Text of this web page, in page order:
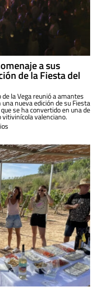
a sus
de la Fiesta del
la Vega reunió a amantes
nueva edición de su Fiesta
se ha convertido en una de
vitivinícola valenciano.